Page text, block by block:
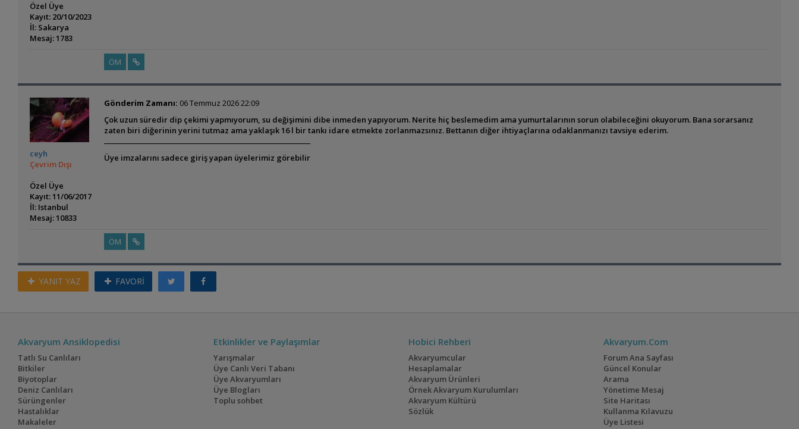
Özel Üye
Kayıt: 20/10/2023
İl: Sakarya
Mesaj: 1783
ÖM
ceyh
Çevrim Dışı
Özel Üye
Kayıt: 11/06/2017
İl: Istanbul
Mesaj: 10833
Gönderim Zamanı: 06 Temmuz 2026 22:09
Çok uzun süredir dip çekimi yapmıyorum, su değişimini dibe inmeden yapıyorum. Nerite hiç beslemedim ama yumurtalarının sorun olabileceğini okuyorum. Bana sorarsanız
zaten biri diğerinin yerini tutmaz ama yaklaşık 16 l bir tankı idare etmekte zorlanmazsınız. Bettanın diğer ihtiyaçlarına odaklanmanızı tavsiye ederim.
Üye imzalarını sadece giriş yapan üyelerimiz görebilir
ÖM
YANIT YAZ FAVORİ
Akvaryum Ansiklopedisi
Tatlı Su Canlıları
Bitkiler
Biyotoplar
Deniz Canlıları
Sürüngenler
Hastalıklar
Makaleler
Etkinlikler ve Paylaşımlar
Yarışmalar
Üye Canlı Veri Tabanı
Üye Akvaryumları
Üye Blogları
Toplu sohbet
Hobici Rehberi
Akvaryumcular
Hesaplamalar
Akvaryum Ürünleri
Örnek Akvaryum Kurulumları
Akvaryum Kültürü
Sözlük
Akvaryum.Com
Forum Ana Sayfası
Güncel Konular
Arama
Yönetime Mesaj
Site Haritası
Kullanma Kılavuzu
Üye Listesi